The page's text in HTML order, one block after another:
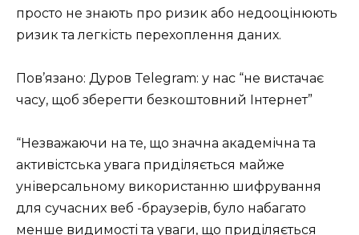
просто не знають про ризик або недооцінюють
ризик та легкість перехоплення даних.
Пов’язано: Дуров Telegram: у нас “не вистачає
часу, щоб зберегти безкоштовний Інтернет”
“Незважаючи на те, що значна академічна та
активістська увага приділяється майже
універсальному використанню шифрування
для сучасних веб -браузерів, було набагато
менше видимості та уваги, що приділяється